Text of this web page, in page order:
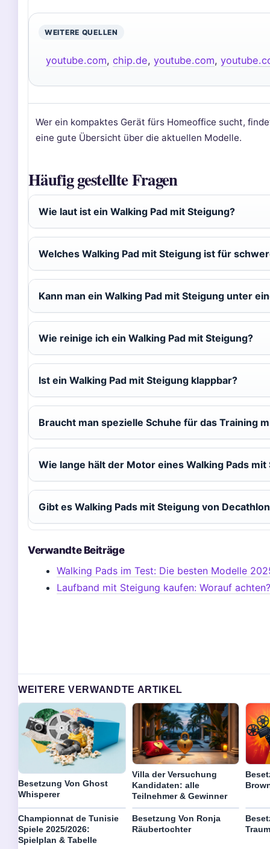
WEITERE QUELLEN
youtube.com,chip.de,youtube.com,
Wer ein kompaktes Gerät fürs Homeoffice sucht,
eine gute Übersicht über die aktuellen Modelle.
Häufig gestellte Fragen
Wie laut ist ein Walking Pad mit Steigung?
Welches Walking Pad mit Steigung ist für
Kann man ein Walking Pad mit Steigung unter
Wie reinige ich ein Walking Pad mit Steigung?
Ist ein Walking Pad mit Steigung klappbar?
Braucht man spezielle Schuhe für das Training
Wie lange hält der Motor eines Walking Pads mit
Gibt es Walking Pads mit Steigung von
Verwandte Beiträge
Walking Pads im Test: Die besten Modelle
Laufband mit Steigung kaufen: Worauf achten?
WEITERE VERWANDTE ARTIKEL
Besetzung Von Ghost
Whisperer
Villa der Versuchung
Kandidaten: alle
Teilnehmer & Gewinner
Championnat de Tunisie
Spiele 2025/2026:
Spielplan & Tabelle
Besetzung Von Ronja
Räubertochter